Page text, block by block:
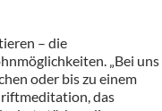
– die
„Bei uns
oder bis zu einem
das